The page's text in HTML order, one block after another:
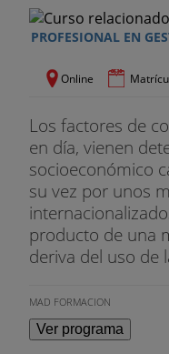
PROFESIONAL EN
Online
Los factores de
en día, vienen
socioeconómico
su vez por unos
producto de una
deriva del uso de
MAD FORMACION
Ver programa